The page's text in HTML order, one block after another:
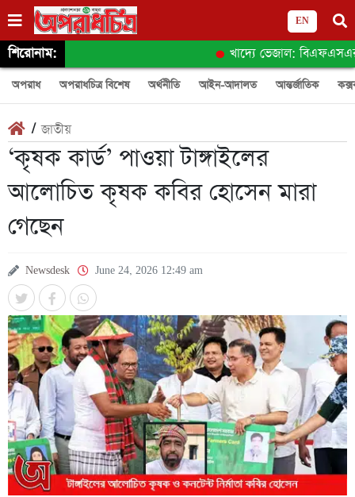
EN
শিরোনাম: খাদ্যে ভেজাল: বিএফএসএর
অপরাধ অপরাধচিত্র বিশেষ অর্থনীতি আইন-আদালত আন্তর্জাতিক
/জাতীয়
‘কৃষক কার্ড’ পাওয়া টাঙ্গাইলের
আলোচিত কৃষক কবির হোসেন মারা
গেছেন
Newsdesk June 24, 2026 12:49 am